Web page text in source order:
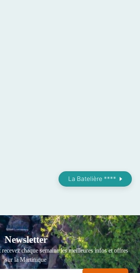
La Batelière ****
Newsletter
chaque semaine les meilleures infos et offres
sur la Martinique